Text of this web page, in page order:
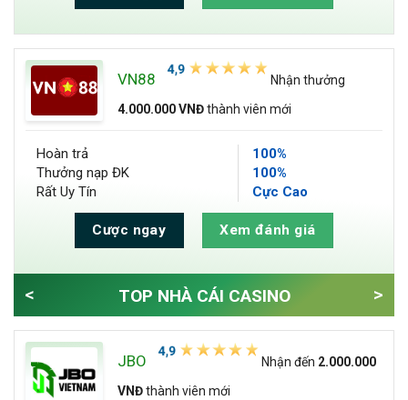
VN88 Nhận thưởng
4.000.000 VNĐthành viên mới
Hoàn trả
100%
Thưởng nạp ĐK
100%
Rất Uy Tín
Cực Cao
Cược ngay Xem đánh giá
< TOP NHÀ CÁI CASINO >
JBO Nhận đến 2.000.000
VNĐthành viên mới